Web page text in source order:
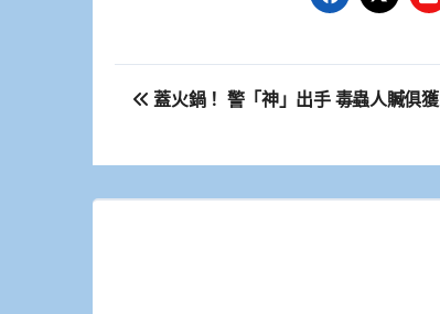
文
導
蓋火鍋！ 警「神」出手 毒蟲人贓俱獲